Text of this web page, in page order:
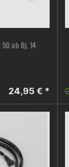
ab Bj. 14
24,95 € *